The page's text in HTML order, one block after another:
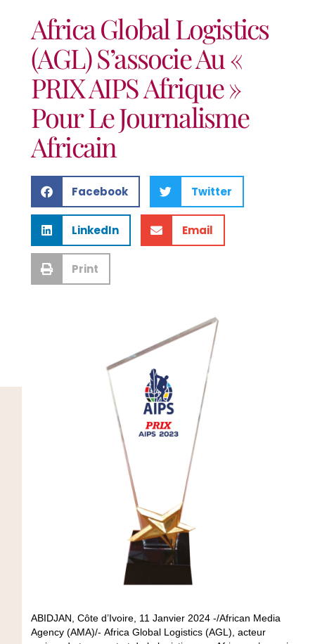
Africa Global Logistics
(AGL) S’associe Au «
PRIX AIPS Afrique »
Pour Le Journalisme
Africain
Facebook Twitter
LinkedIn Email
Print
ABIDJAN, Côte d’Ivoire, 11 Janvier 2024 -/African Media
Agency (AMA)/- Africa Global Logistics (AGL), acteur